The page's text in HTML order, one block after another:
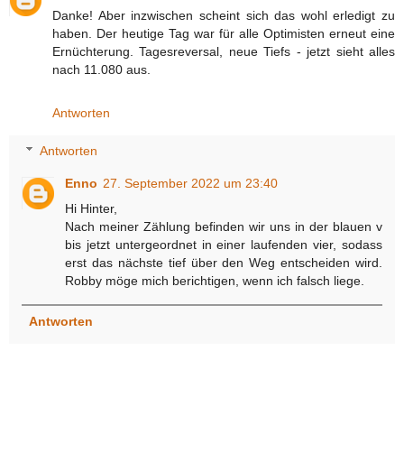
Danke! Aber inzwischen scheint sich das wohl erledigt zu
haben. Der heutige Tag war für alle Optimisten erneut eine
Ernüchterung. Tagesreversal, neue Tiefs - jetzt sieht alles
nach 11.080 aus.
Antworten
Antworten
Enno 27. September 2022 um 23:40
Hi Hinter,
Nach meiner Zählung befinden wir uns in der blauen v
bis jetzt untergeordnet in einer laufenden vier, sodass
erst das nächste tief über den Weg entscheiden wird.
Robby möge mich berichtigen, wenn ich falsch liege.
Antworten